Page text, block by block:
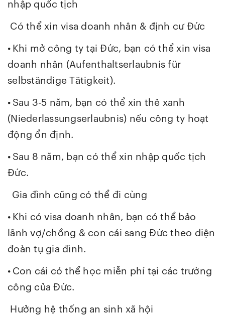
nhập quốc tịch
Có thể xin visa doanh nhân & định cư Đức
• Khi mở công ty tại Đức, bạn có thể xin visa
doanh nhân (Aufenthaltserlaubnis für
selbständige Tätigkeit).
• Sau 3-5 năm, bạn có thể xin thẻ xanh
(Niederlassungserlaubnis) nếu công ty hoạt
động ổn định.
• Sau 8 năm, bạn có thể xin nhập quốc tịch
Đức.
Gia đình cũng có thể đi cùng
• Khi có visa doanh nhân, bạn có thể bảo
lãnh vợ/chồng & con cái sang Đức theo diện
đoàn tụ gia đình.
• Con cái có thể học miễn phí tại các trường
công của Đức.
Hưởng hệ thống an sinh xã hội